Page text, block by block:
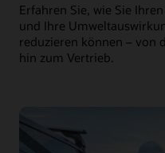
Erfahren Sie, wie Sie
und Ihre
reduzieren können – von
hin zum Vertrieb.